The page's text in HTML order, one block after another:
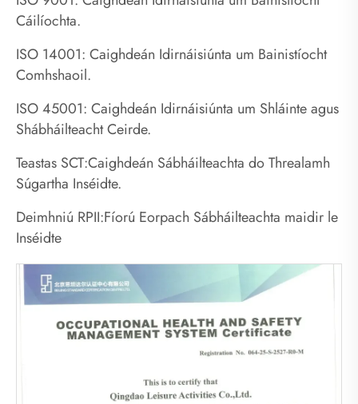
Cáilíochta.
ISO 14001: Caighdeán Idirnáisiúnta um Bainistíocht
Comhshaoil.
ISO 45001: Caighdeán Idirnáisiúnta um Shláinte agus
Shábháilteacht Ceirde.
Teastas SCT:Caighdeán Sábháilteachta do Threalamh
Súgartha Inséidte.
Deimhniú RPII:Fíorú Eorpach Sábháilteachta maidir le
Inséidte